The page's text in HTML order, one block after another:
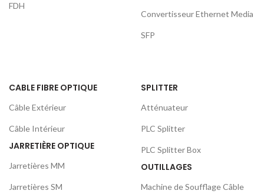
FDH
Convertisseur Ethernet Media
SFP
CABLE FIBRE OPTIQUE
Câble Extérieur
Câble Intérieur
JARRETIÈRE OPTIQUE
Jarretières MM
Jarretières SM
SPLITTER
Atténuateur
PLC Splitter
PLC Splitter Box
OUTILLAGES
Machine de Soufflage Câble